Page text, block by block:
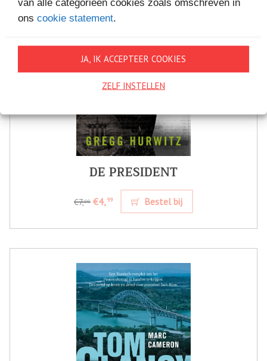
ons cookie statement.
JA, IK ACCEPTEER COOKIES
ZELF INSTELLEN
DE PRESIDENT
€7,99 €4,99 Bestel bij